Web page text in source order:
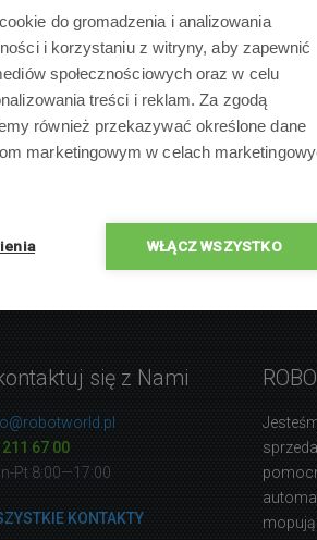
się z Nami
211 67 00
Pt 8:00—17:00
KONTAKTY
do gromadzenia i analizowania
i korzystaniu z witryny, aby zapewnić
społecznościowych oraz w celu
treści i reklam. Za zgodą
również przekazywać określone dane
marketingowym w celach
WŁĄCZ WSZYSTKO